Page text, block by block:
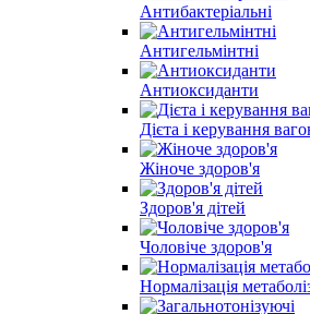
Антибактеріальні
Антигельмінтні
Антиоксиданти
Дієта і керування
Жіноче здоров'я
Здоров'я дітей
Чоловіче здоров'я
Нормалізація